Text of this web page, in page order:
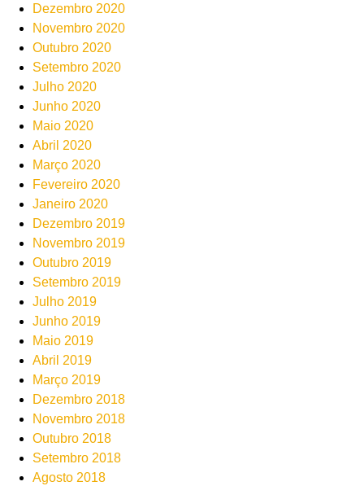
Dezembro 2020
Novembro 2020
Outubro 2020
Setembro 2020
Julho 2020
Junho 2020
Maio 2020
Abril 2020
Março 2020
Fevereiro 2020
Janeiro 2020
Dezembro 2019
Novembro 2019
Outubro 2019
Setembro 2019
Julho 2019
Junho 2019
Maio 2019
Abril 2019
Março 2019
Dezembro 2018
Novembro 2018
Outubro 2018
Setembro 2018
Agosto 2018